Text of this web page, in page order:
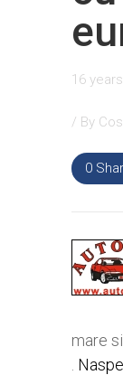
16
/ By
0
mare